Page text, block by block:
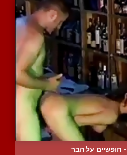
חופשיים על הבר